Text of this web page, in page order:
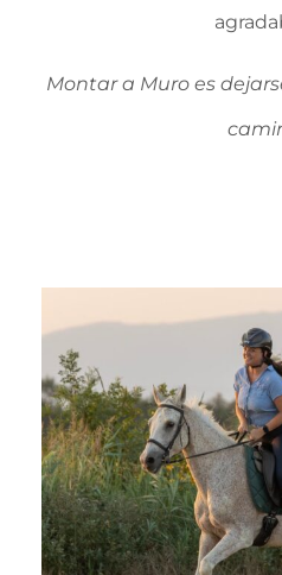
Montar a Muro es